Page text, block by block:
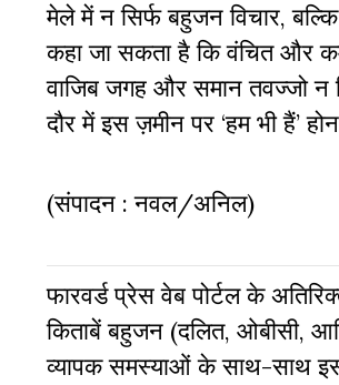
मेले में न सिर्फ बहुजन विचार,
कहा जा सकता है कि वंचित और
वाजिब जगह और समान तवज्जो न
दौर में इस ज़मीन पर ‘हम भी हैं’
(संपादन : नवल/अनिल)
फारवर्ड प्रेस वेब पोर्टल के
किताबें बहुजन (दलित, ओबीसी,
व्‍यापक समस्‍याओं के साथ-साथ